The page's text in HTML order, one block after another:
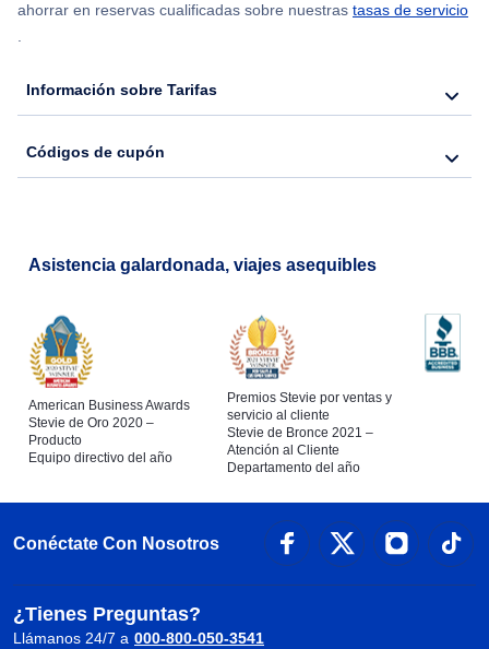
ahorrar en reservas cualificadas sobre nuestras tasas de servicio
.
Información sobre Tarifas
Códigos de cupón
Asistencia galardonada, viajes asequibles
American Business Awards
Stevie de Oro 2020 –
Producto
Equipo directivo del año
Premios Stevie por ventas y
servicio al cliente
Stevie de Bronce 2021 –
Atención al Cliente
Departamento del año
Conéctate Con Nosotros
¿Tienes Preguntas?
Llámanos 24/7 a 000-800-050-3541